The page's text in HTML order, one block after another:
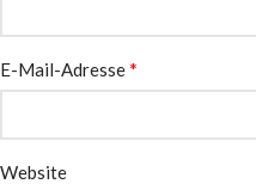
E-Mail-Adresse*
Website